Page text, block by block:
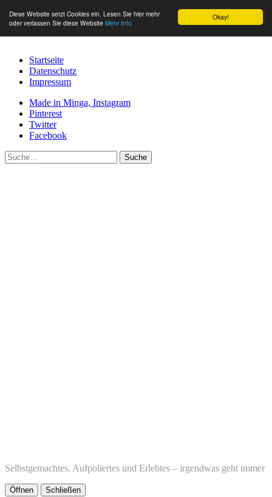
Okay!
Diese Website setzt Cookies ein. Lesen Sie hier mehr
oder verlassen Sie diese Website Mehr Info
Startseite
Datenschutz
Impressum
Made in Minga, Instagram
Pinterest
Twitter
Facebook
Suche
Selbstgemachtes, Aufpoliertes und Erlebtes – irgendwas geht immer
Öffnen Schließen